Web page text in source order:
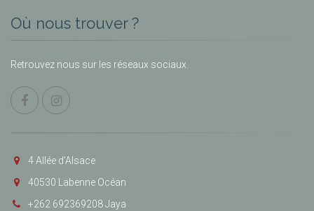
Où nous trouver ?
Retrouvez nous sur les réseaux sociaux.
4 Allée d’Alsace
40530 Labenne Océan
+262 692369208 Jaya